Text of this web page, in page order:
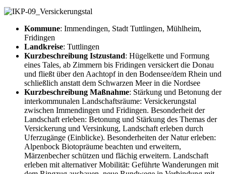
Kommune: Immendingen, Stadt Tuttlingen, Mühlheim,
Fridingen
Landkreise: Tuttlingen
Kurzbeschreibung Istzustand: Hügelkette und Formung
eines Tales, ab Zimmern bis Fridingen versickert die Donau
und fließt über den Aachtopf in den Bodensee/dem Rhein und
schließlich anstatt dem Schwarzen Meer in die Nordsee
Kurzbeschreibung Maßnahme: Stärkung und Betonung der
interkommunalen Landschaftsräume: Versickerungstal
zwischen Immendingen und Fridingen. Besonderheit der
Landschaft erleben: Betonung und Stärkung des Themas der
Versickerung und Versinkung, Landschaft erleben durch
Uferzugänge (Einblicke). Besonderheiten der Natur erleben:
Alpenbock Biotopräume beachten und erweitern,
Märzenbecher schützen und flächig erweitern. Landschaft
erleben mit alternativer Mobilität: Geführte Wanderungen mit